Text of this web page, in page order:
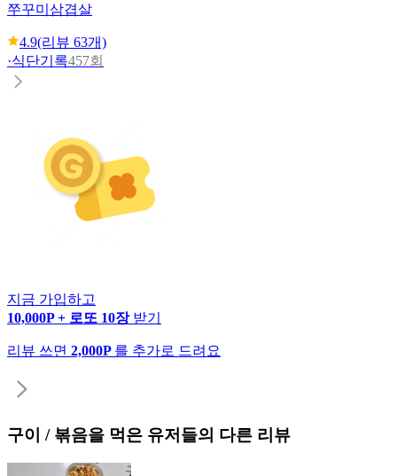
쭈꾸미삼겹살
4.9(리뷰 63개)
·식단기록457회
지금 가입하고
10,000P + 로또 10장 받기
리뷰 쓰면 2,000P 를 추가로 드려요
구이 / 볶음을 먹은 유저들의 다른 리뷰